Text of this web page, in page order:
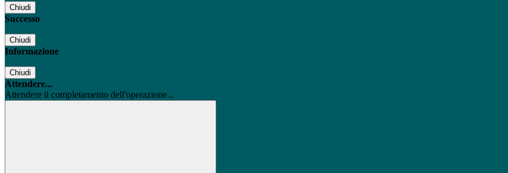
Chiudi
Successo
Chiudi
Informazione
Chiudi
Attendere...
Attendere il completamento dell'operazione...